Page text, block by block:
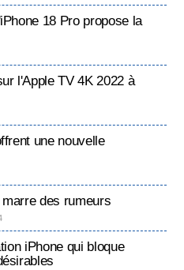
18 Pro propose la
l'Apple TV 4K 2022 à
une nouvelle
des rumeurs
iPhone qui bloque